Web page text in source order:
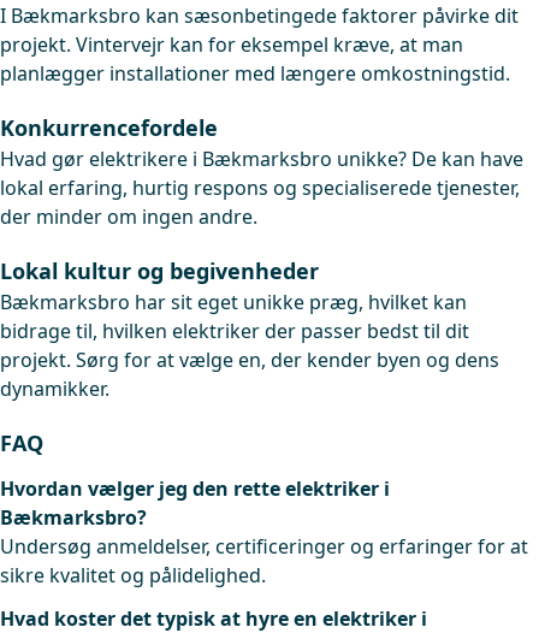
I Bækmarksbro kan sæsonbetingede faktorer påvirke dit
projekt. Vintervejr kan for eksempel kræve, at man
planlægger installationer med længere omkostningstid.
Konkurrencefordele
Hvad gør elektrikere i Bækmarksbro unikke? De kan have
lokal erfaring, hurtig respons og specialiserede tjenester,
der minder om ingen andre.
Lokal kultur og begivenheder
Bækmarksbro har sit eget unikke præg, hvilket kan
bidrage til, hvilken elektriker der passer bedst til dit
projekt. Sørg for at vælge en, der kender byen og dens
dynamikker.
FAQ
Hvordan vælger jeg den rette elektriker i
Bækmarksbro?
Undersøg anmeldelser, certificeringer og erfaringer for at
sikre kvalitet og pålidelighed.
Hvad koster det typisk at hyre en elektriker i